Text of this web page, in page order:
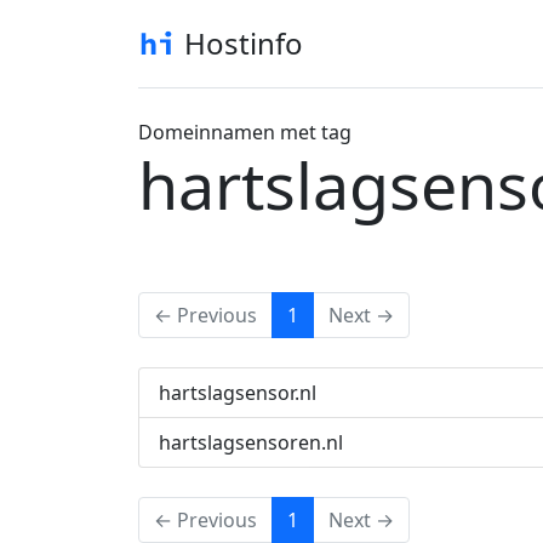
Hostinfo
Domeinnamen met tag
← Previous 1 (current)
Next →
hartslagsensor.nl
hartslagsensoren.nl
← Previous 1 (current)
Next →